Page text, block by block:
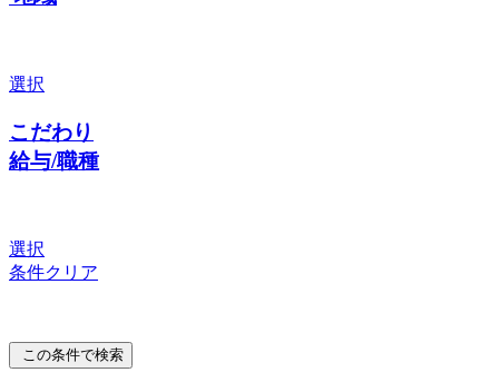
選択
こだわり
給与/職種
選択
条件クリア
この条件で検索